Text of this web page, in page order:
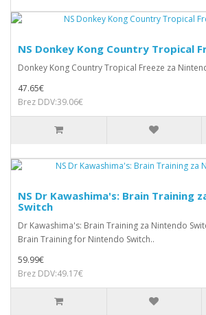
NS Donkey Kong Country Tropical
Donkey Kong Country Tropical Freeze za
47.65€
Brez DDV:39.06€
NS Dr Kawashima's: Brain Training
Switch
Dr Kawashima's: Brain Training za Nintendo
Brain Training for Nintendo Switch..
59.99€
Brez DDV:49.17€